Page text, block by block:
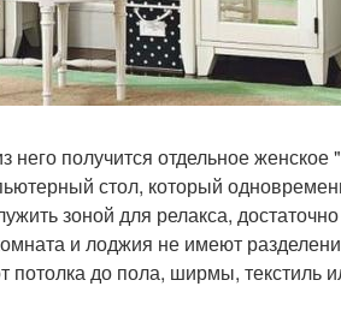
него получится отдельное
стол, который
зоной для релакса,
и лоджия не имеют
потолка до пола, ширмы,